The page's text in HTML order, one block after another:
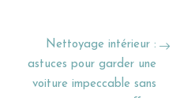
Nettoyage intérieur :
astuces pour garder une
voiture impeccable sans